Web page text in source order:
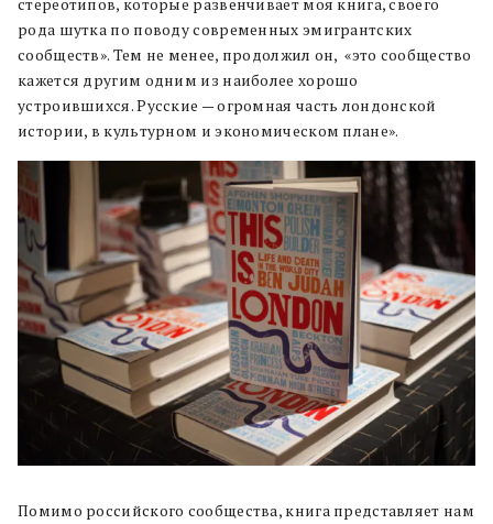
стереотипов, которые развенчивает моя книга, своего
рода шутка по поводу современных эмигрантских
сообществ». Тем не менее, продолжил он, «это сообщество
кажется другим одним из наиболее хорошо
устроившихся. Русские — огромная часть лондонской
истории, в культурном и экономическом плане».
Помимо российского сообщества, книга представляет нам